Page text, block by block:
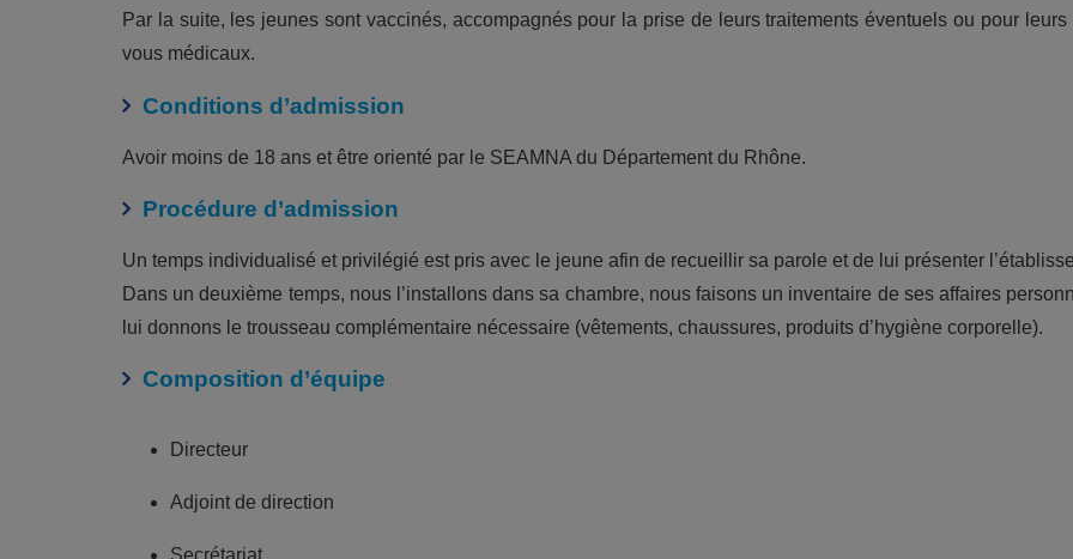
Par la suite, les jeunes sont vaccinés, accompagnés pour la prise de leurs traitements éventuels ou pour leurs
vous médicaux.
Conditions d’admission
Avoir moins de 18 ans et être orienté par le SEAMNA du Département du Rhône.
Procédure d’admission
Un temps individualisé et privilégié est pris avec le jeune afin de recueillir sa parole et de lui présenter
Dans un deuxième temps, nous l’installons dans sa chambre, nous faisons un inventaire de ses affaires
lui donnons le trousseau complémentaire nécessaire (vêtements, chaussures, produits d’hygiène corporelle).
Composition d’équipe
Directeur
Adjoint de direction
Secrétariat